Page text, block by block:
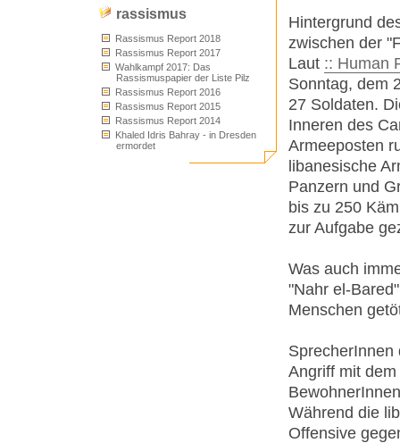
rassismus
Rassismus Report 2018
Rassismus Report 2017
Wahlkampf 2017: Das
Rassismuspapier der Liste Pilz
Rassismus Report 2016
Rassismus Report 2015
Rassismus Report 2014
Khaled Idris Bahray - in Dresden
ermordet
Hintergrund
zwischen der
Laut :: Human
Sonntag, dem
27 Soldaten.
Inneren des
Armeeposten
libanesische
Panzern und
bis zu 250
zur Aufgabe
Was auch
"Nahr el-
Menschen
SprecherInnen
Angriff mit
Während die
Offensive